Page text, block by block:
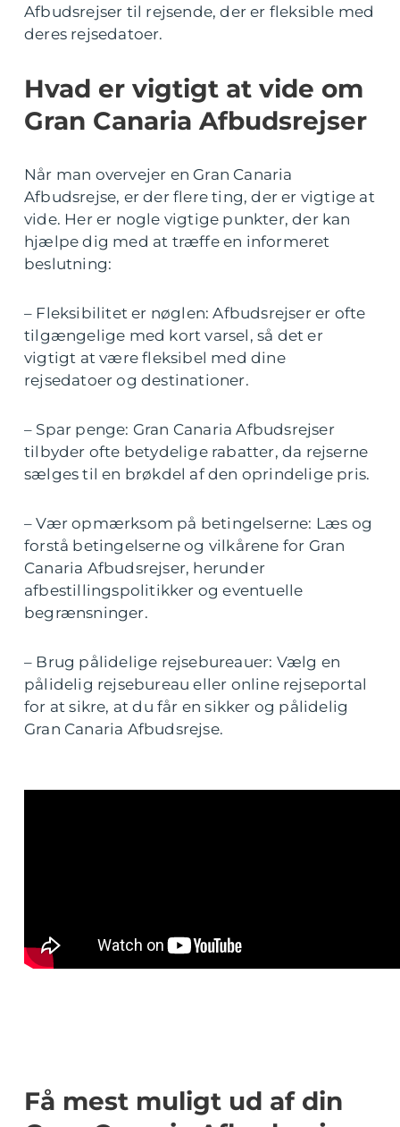
Afbudsrejser til rejsende, der er fleksible med
deres rejsedatoer.
Hvad er vigtigt at vide om
Gran Canaria Afbudsrejser
Når man overvejer en Gran Canaria
Afbudsrejse, er der flere ting, der er vigtige at
vide. Her er nogle vigtige punkter, der kan
hjælpe dig med at træffe en informeret
beslutning:
– Fleksibilitet er nøglen: Afbudsrejser er ofte
tilgængelige med kort varsel, så det er
vigtigt at være fleksibel med dine
rejsedatoer og destinationer.
– Spar penge: Gran Canaria Afbudsrejser
tilbyder ofte betydelige rabatter, da rejserne
sælges til en brøkdel af den oprindelige pris.
– Vær opmærksom på betingelserne: Læs og
forstå betingelserne og vilkårene for Gran
Canaria Afbudsrejser, herunder
afbestillingspolitikker og eventuelle
begrænsninger.
– Brug pålidelige rejsebureauer: Vælg en
pålidelig rejsebureau eller online rejseportal
for at sikre, at du får en sikker og pålidelig
Gran Canaria Afbudsrejse.
Få mest muligt ud af din